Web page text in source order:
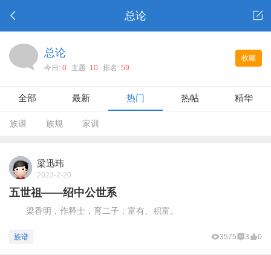
总论
收藏
总论
今日: 0 主题: 10 排名: 59
全部 最新 热门 热帖 精华
族谱 族规 家训
梁迅玮
2023-2-20
五世祖——绍中公世系
梁香明，作释士，育二子：富有、积富。
族谱 3575 3 0